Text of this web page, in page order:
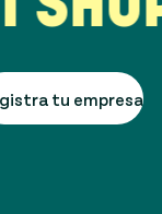
tu empresa